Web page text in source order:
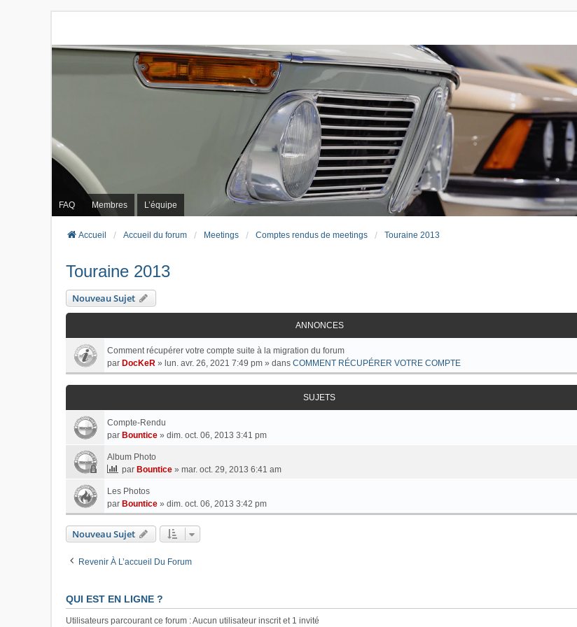
FAQ Membres L’équipe
Accueil Accueil du forum Meetings Comptes rendus de meetings Touraine 2013
Touraine 2013
Nouveau Sujet
ANNONCES
Comment récupérer votre compte suite à la migration du forum
par DocKeR » lun. avr. 26, 2021 7:49 pm » dans COMMENT RÉCUPÉRER VOTRE COMPTE
SUJETS
Compte-Rendu
par Bountice » dim. oct. 06, 2013 3:41 pm
Album Photo
par Bountice » mar. oct. 29, 2013 6:41 am
Les Photos
par Bountice » dim. oct. 06, 2013 3:42 pm
Nouveau Sujet
Revenir À L’accueil Du Forum
QUI EST EN LIGNE ?
Utilisateurs parcourant ce forum : Aucun utilisateur inscrit et 1 invité